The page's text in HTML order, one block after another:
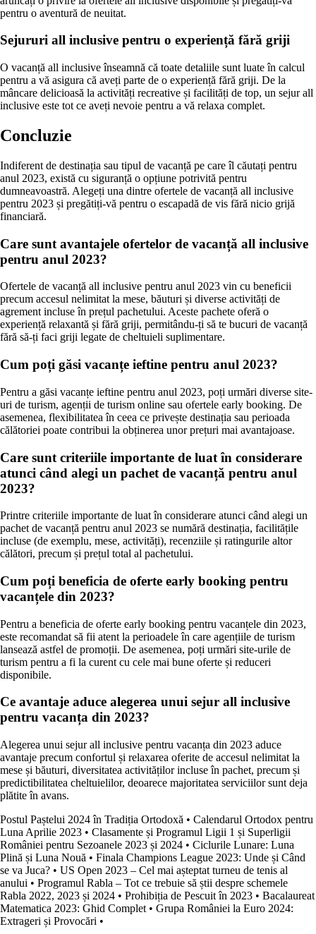
pentru o aventură de neuitat.
Sejururi all inclusive pentru o experiență fără griji
O vacanță all inclusive înseamnă că toate detaliile sunt luate în calcul
pentru a vă asigura că aveți parte de o experiență fără griji. De la
mâncare delicioasă la activități recreative și facilități de top, un sejur all
inclusive este tot ce aveți nevoie pentru a vă relaxa complet.
Concluzie
Indiferent de destinația sau tipul de vacanță pe care îl căutați pentru
anul 2023, există cu siguranță o opțiune potrivită pentru
dumneavoastră. Alegeți una dintre ofertele de vacanță all inclusive
pentru 2023 și pregătiți-vă pentru o escapadă de vis fără nicio grijă
financiară.
Care sunt avantajele ofertelor de vacanță all inclusive
pentru anul 2023?
Ofertele de vacanță all inclusive pentru anul 2023 vin cu beneficii
precum accesul nelimitat la mese, băuturi și diverse activități de
agrement incluse în prețul pachetului. Aceste pachete oferă o
experiență relaxantă și fără griji, permitându-ți să te bucuri de vacanță
fără să-ți faci griji legate de cheltuieli suplimentare.
Cum poți găsi vacanțe ieftine pentru anul 2023?
Pentru a găsi vacanțe ieftine pentru anul 2023, poți urmări diverse site-
uri de turism, agenții de turism online sau ofertele early booking. De
asemenea, flexibilitatea în ceea ce privește destinația sau perioada
călătoriei poate contribui la obținerea unor prețuri mai avantajoase.
Care sunt criteriile importante de luat în considerare
atunci când alegi un pachet de vacanță pentru anul
2023?
Printre criteriile importante de luat în considerare atunci când alegi un
pachet de vacanță pentru anul 2023 se numără destinația, facilitățile
incluse (de exemplu, mese, activități), recenziile și ratingurile altor
călători, precum și prețul total al pachetului.
Cum poți beneficia de oferte early booking pentru
vacanțele din 2023?
Pentru a beneficia de oferte early booking pentru vacanțele din 2023,
este recomandat să fii atent la perioadele în care agențiile de turism
lansează astfel de promoții. De asemenea, poți urmări site-urile de
turism pentru a fi la curent cu cele mai bune oferte și reduceri
disponibile.
Ce avantaje aduce alegerea unui sejur all inclusive
pentru vacanța din 2023?
Alegerea unui sejur all inclusive pentru vacanța din 2023 aduce
avantaje precum confortul și relaxarea oferite de accesul nelimitat la
mese și băuturi, diversitatea activităților incluse în pachet, precum și
predictibilitatea cheltuielilor, deoarece majoritatea serviciilor sunt deja
plătite în avans.
Postul Paștelui 2024 în Tradiția Ortodoxă • Calendarul Ortodox pentru
Luna Aprilie 2023 • Clasamente și Programul Ligii 1 și Superligii
României pentru Sezoanele 2023 și 2024 • Ciclurile Lunare: Luna
Plină și Luna Nouă • Finala Champions League 2023: Unde și Când
se va Juca? • US Open 2023 – Cel mai așteptat turneu de tenis al
anului • Programul Rabla – Tot ce trebuie să știi despre schemele
Rabla 2022, 2023 și 2024 • Prohibiția de Pescuit în 2023 • Bacalaureat
Matematica 2023: Ghid Complet • Grupa României la Euro 2024:
Extrageri și Provocări •